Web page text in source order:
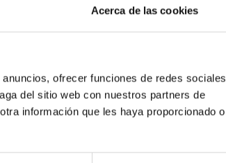
Acerca de las cookies
ofrecer funciones de redes sociales
del sitio web con nuestros partners de
información que les haya proporcionado o